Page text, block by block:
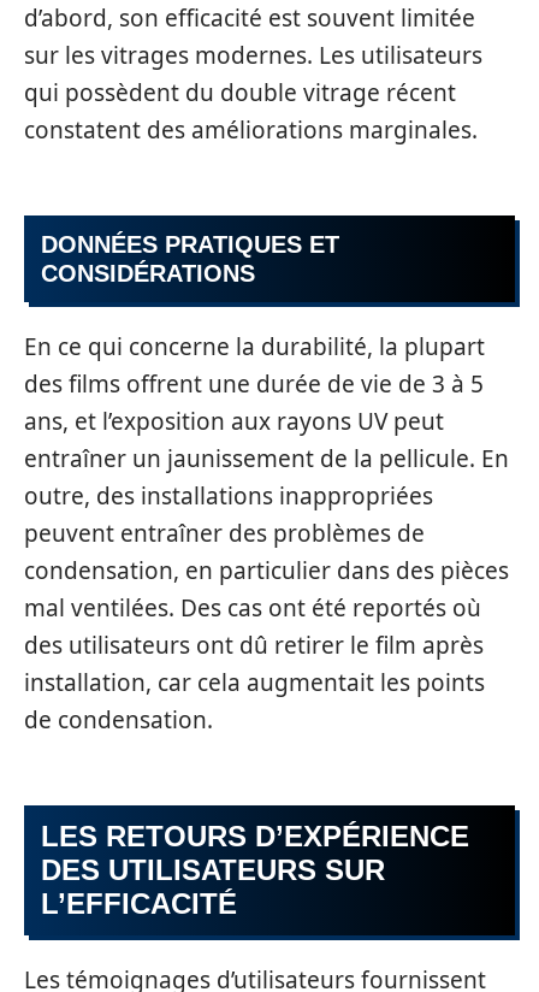
d’abord, son efficacité est souvent limitée
sur les vitrages modernes. Les utilisateurs
qui possèdent du double vitrage récent
constatent des améliorations marginales.
DONNÉES PRATIQUES ET
CONSIDÉRATIONS
En ce qui concerne la durabilité, la plupart
des films offrent une durée de vie de 3 à 5
ans, et l’exposition aux rayons UV peut
entraîner un jaunissement de la pellicule. En
outre, des installations inappropriées
peuvent entraîner des problèmes de
condensation, en particulier dans des pièces
mal ventilées. Des cas ont été reportés où
des utilisateurs ont dû retirer le film après
installation, car cela augmentait les points
de condensation.
LES RETOURS D’EXPÉRIENCE
DES UTILISATEURS SUR
L’EFFICACITÉ
Les témoignages d’utilisateurs fournissent